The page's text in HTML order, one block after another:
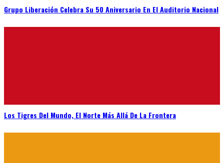
Grupo Liberación Celebra Su 50 Aniversario En El Auditorio Nacional
Los Tigres Del Mundo, El Norte Más Allá De La Frontera